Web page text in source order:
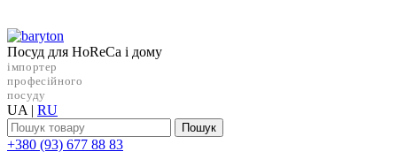
Посуд для HoReCa і дому
імпортер
професійного
посуду
UA | RU
Пошук
+38‎0 (93) 677 88 83